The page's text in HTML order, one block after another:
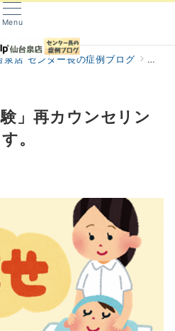
Menu
店 センター長の症例ブログ 阿部
」再カウンセリン
。